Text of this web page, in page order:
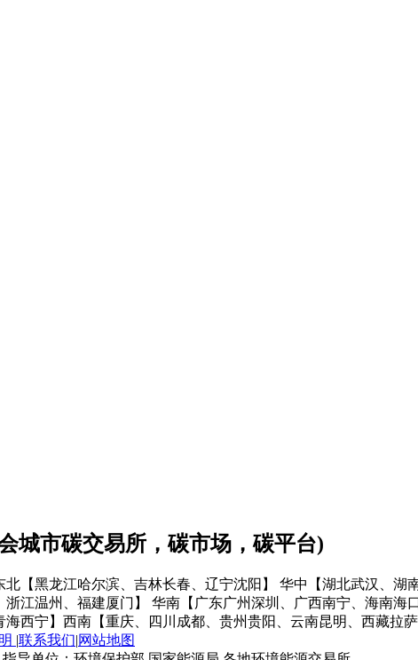
城市碳交易所，碳市场，碳平台)
北【黑龙江哈尔滨、吉林长春、辽宁沈阳】
华中【湖北武汉、湖
江温州、福建厦门】
华南【广东广州深圳、广西南宁、海南海口
西宁】 西南【重庆、四川成都、贵州贵阳、云南昆明、西藏拉萨
|联系我们|网站地图